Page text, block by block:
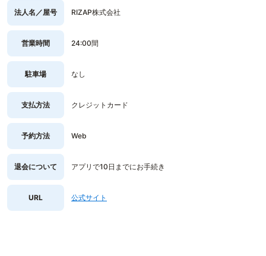
法人名／屋号 RIZAP株式会社
営業時間 24:00間
駐車場 なし
支払方法 クレジットカード
予約方法 Web
退会について アプリで10日までにお手続き
URL 公式サイト